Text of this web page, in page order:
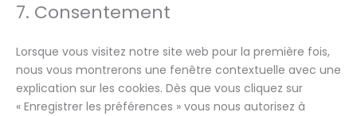
7. Consentement
Lorsque vous visitez notre site web pour la première fois,
nous vous montrerons une fenêtre contextuelle avec une
explication sur les cookies. Dès que vous cliquez sur
« Enregistrer les préférences » vous nous autorisez à